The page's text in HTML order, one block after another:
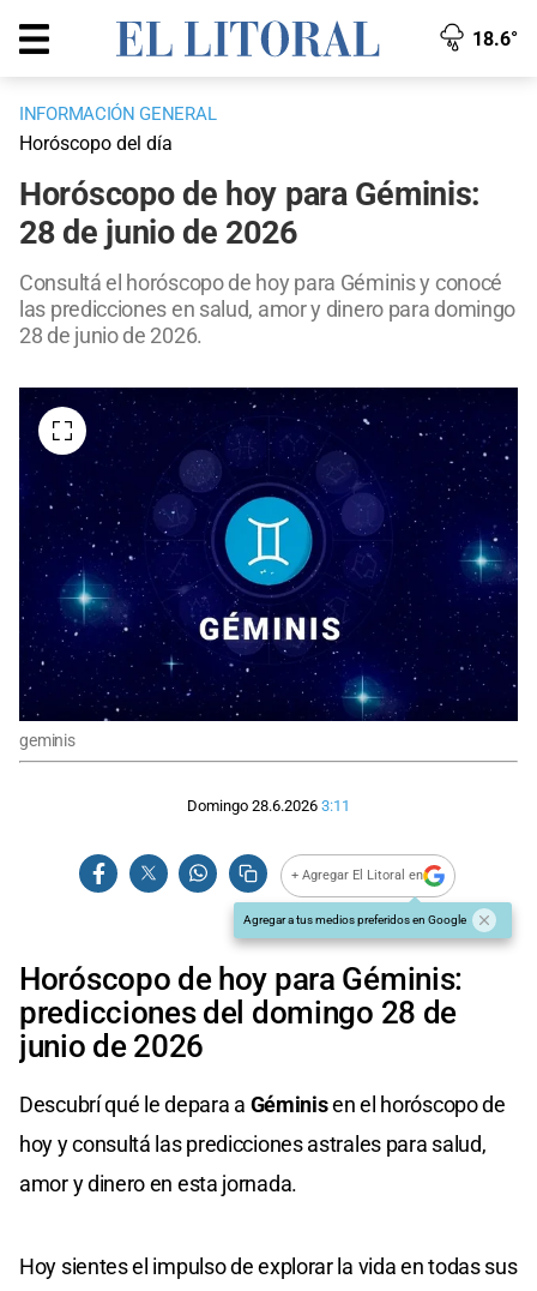
18.6°
INFORMACIÓN GENERAL
Horóscopo del día
Horóscopo de hoy para Géminis:
28 de junio de 2026
Consultá el horóscopo de hoy para Géminis y conocé
las predicciones en salud, amor y dinero para domingo
28 de junio de 2026.
geminis
Domingo 28.6.2026 3:11
+ Agregar El Litoral en
Agregar a tus medios preferidos en Google
Horóscopo de hoy para Géminis:
predicciones del domingo 28 de
junio de 2026
Descubrí qué le depara a Géminisen el horóscopo de
hoy y consultá las predicciones astrales para salud,
amor y dinero en esta jornada.
Hoy sientes el impulso de explorar la vida en todas sus